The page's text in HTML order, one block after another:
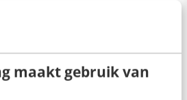
maakt gebruik van
een goed
in een blog. Zo
en kwamen we onder